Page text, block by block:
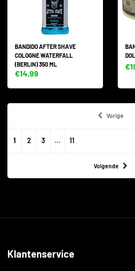
BANDIDO AFTER SHAVE
COLOGNE WATERFALL
(BERLIN) 350 ML
€14,99
Vorige
1 2 3 … 11
Volgende
Klantenservice